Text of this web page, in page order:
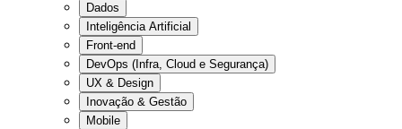
Dados
Inteligência Artificial
Front-end
DevOps (Infra, Cloud e Segurança)
UX & Design
Inovação & Gestão
Mobile